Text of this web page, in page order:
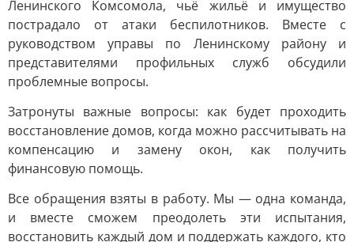
Ленинского Комсомола, чьё жильё и имущество
пострадало от атаки беспилотников. Вместе с
руководством управы по Ленинскому району и
представителями профильных служб обсудили
проблемные вопросы.
Затронуты важные вопросы: как будет проходить
восстановление домов, когда можно рассчитывать на
компенсацию и замену окон, как получить
финансовую помощь.
Все обращения взяты в работу. Мы — одна команда,
и вместе сможем преодолеть эти испытания,
восстановить каждый дом и поддержать каждого, кто